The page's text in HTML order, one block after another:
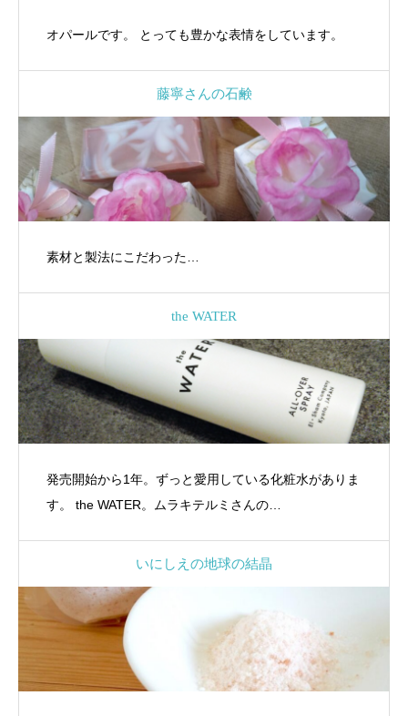
オパールです。 とっても豊かな表情をしています。
藤寧さんの石鹸
素材と製法にこだわった…
the WATER
発売開始から1年。ずっと愛用している化粧水がありま
す。 the WATER。ムラキテルミさんの…
いにしえの地球の結晶